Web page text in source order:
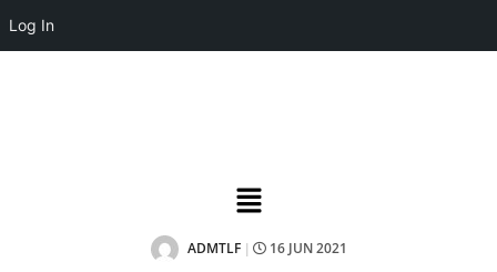
Log In
ADMTLF 16 JUN 2021